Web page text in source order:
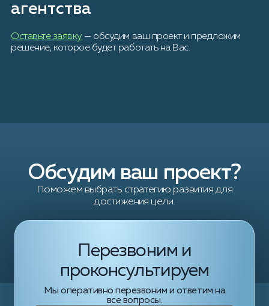
агентства
Оставьте заявку — обсудим ваш проект и предложим
решение, которое будет работать на Вас.
Обсудим ваш проект?
Поможем выбрать стратегию развития для
достижения цели.
Перезвоним и
проконсультируем
Мы оперативно перезвоним и ответим на
все вопросы.